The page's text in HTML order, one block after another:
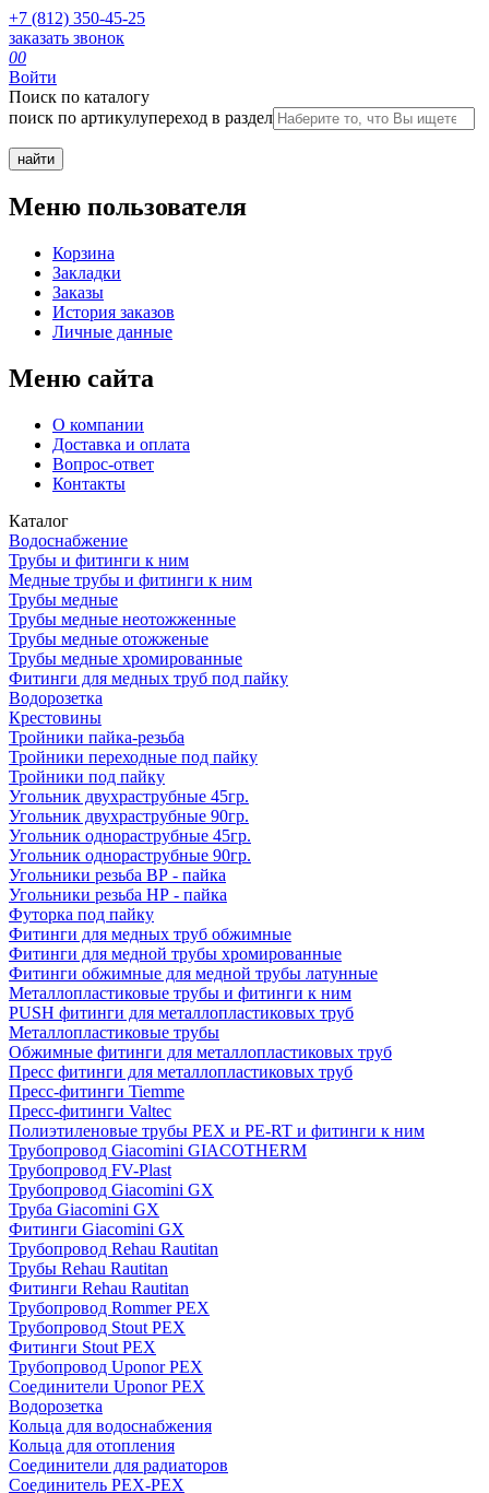
+7 (812) 350-45-25
заказать звонок
00
Войти
Поиск по каталогу
поиск по артикулупереход в раздел
Меню пользователя
Корзина
Закладки
Заказы
История заказов
Личные данные
Меню сайта
О компании
Доставка и оплата
Вопрос-ответ
Контакты
Каталог
Водоснабжение
Трубы и фитинги к ним
Медные трубы и фитинги к ним
Трубы медные
Трубы медные неотожженные
Трубы медные отожженые
Трубы медные хромированные
Фитинги для медных труб под пайку
Водорозетка
Крестовины
Тройники пайка-резьба
Тройники переходные под пайку
Тройники под пайку
Угольник двухраструбные 45гр.
Угольник двухраструбные 90гр.
Угольник однораструбные 45гр.
Угольник однораструбные 90гр.
Угольники резьба ВР - пайка
Угольники резьба НР - пайка
Футорка под пайку
Фитинги для медных труб обжимные
Фитинги для медной трубы хромированные
Фитинги обжимные для медной трубы латунные
Металлопластиковые трубы и фитинги к ним
PUSH фитинги для металлопластиковых труб
Металлопластиковые трубы
Обжимные фитинги для металлопластиковых труб
Пресс фитинги для металлопластиковых труб
Пресс-фитинги Tiemme
Пресс-фитинги Valtec
Полиэтиленовые трубы PEX и PE-RT и фитинги к ним
Трубопровод Giacomini GIACOTHERM
Трубопровод FV-Plast
Трубопровод Giacomini GX
Труба Giacomini GX
Фитинги Giacomini GX
Трубопровод Rehau Rautitan
Трубы Rehau Rautitan
Фитинги Rehau Rautitan
Трубопровод Rommer PEX
Трубопровод Stout PEX
Фитинги Stout PEX
Трубопровод Uponor PEX
Соединители Uponor PEX
Водорозетка
Кольца для водоснабжения
Кольца для отопления
Соединители для радиаторов
Соединитель PEX-PEX